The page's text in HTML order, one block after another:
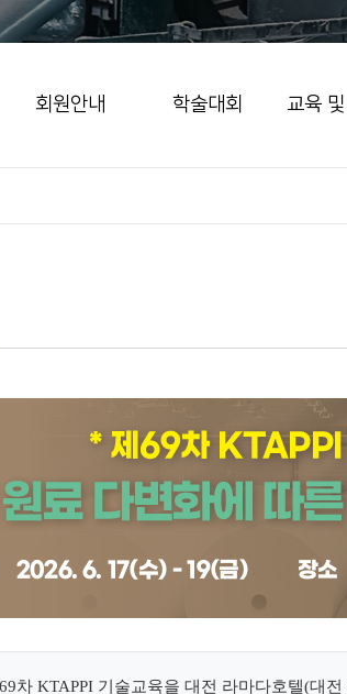
회원안내 학술대회 교육
69차 KTAPPI 기술교육을 대전 라마다호텔(대전